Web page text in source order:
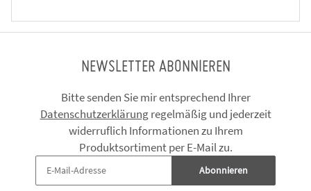
NEWSLETTER ABONNIEREN
Bitte senden Sie mir entsprechend Ihrer
Datenschutzerklärungregelmäßig und jederzeit
widerruflich Informationen zu Ihrem
Produktsortiment per E-Mail zu.
Abonnieren